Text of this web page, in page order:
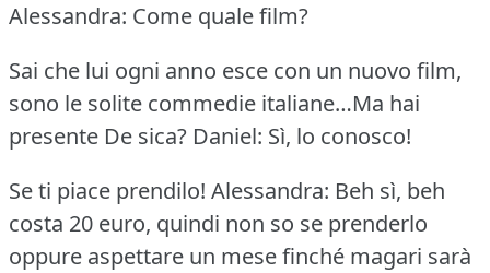
Alessandra: Come quale film?
Sai che lui ogni anno esce con un nuovo film,
sono le solite commedie italiane…Ma hai
presente De sica? Daniel: Sì, lo conosco!
Se ti piace prendilo! Alessandra: Beh sì, beh
costa 20 euro, quindi non so se prenderlo
oppure aspettare un mese finché magari sarà